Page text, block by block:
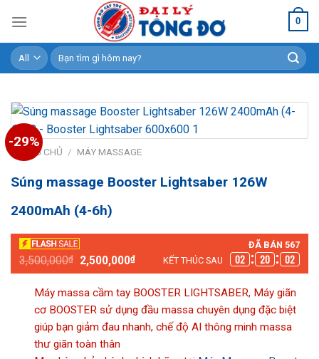
content
0
Tìm
kiếm:
-29%
TRANG CHỦ / MÁY MASSAGE
Súng massage Booster Lightsaber 126W
2400mAh (4-6h)
3,500,000₫ Giá
gốc
3,500,000₫.
2,500,000₫Giá
hiện
là:
2,500,000₫.
ĐÃ BÁN 567
KẾT THÚC SAU
02 20 01
Máy massa cầm tay BOOSTER LIGHTSABER, Máy giãn
cơ BOOSTER sử dụng đầu massa chuyên dụng đặc biệt
giúp bạn giảm đau nhanh, chế độ AI thông minh massa
thư giãn toàn thân